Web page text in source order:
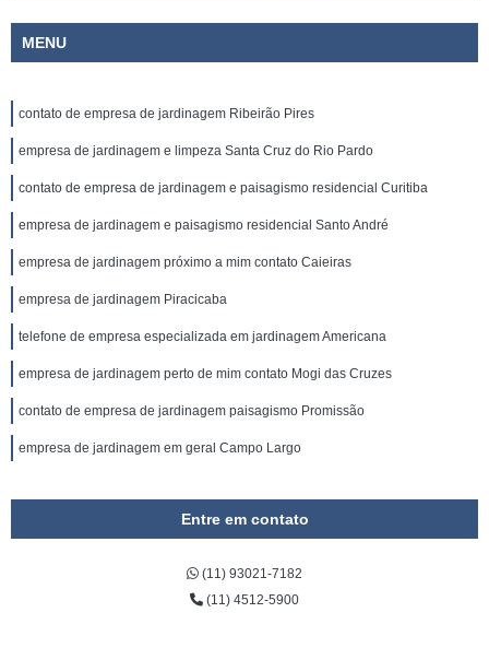
MENU
contato de empresa de jardinagem Ribeirão Pires
empresa de jardinagem e limpeza Santa Cruz do Rio Pardo
contato de empresa de jardinagem e paisagismo residencial Curitiba
empresa de jardinagem e paisagismo residencial Santo André
empresa de jardinagem próximo a mim contato Caieiras
empresa de jardinagem Piracicaba
telefone de empresa especializada em jardinagem Americana
empresa de jardinagem perto de mim contato Mogi das Cruzes
contato de empresa de jardinagem paisagismo Promissão
empresa de jardinagem em geral Campo Largo
Entre em contato
(11) 93021-7182
(11) 4512-5900